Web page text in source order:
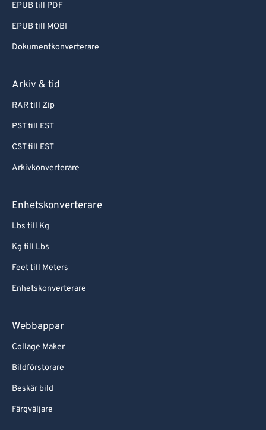
EPUB till PDF
EPUB till MOBI
Dokumentkonverterare
Arkiv & tid
RAR till Zip
PST till EST
CST till EST
Arkivkonverterare
Enhetskonverterare
Lbs till Kg
Kg till Lbs
Feet till Meters
Enhetskonverterare
Webbappar
Collage Maker
Bildförstorare
Beskär bild
Färgväljare